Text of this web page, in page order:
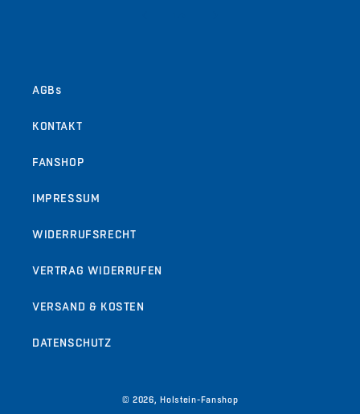
AGBs
KONTAKT
FANSHOP
IMPRESSUM
WIDERRUFSRECHT
VERTRAG WIDERRUFEN
VERSAND & KOSTEN
DATENSCHUTZ
© 2026, Holstein-Fanshop